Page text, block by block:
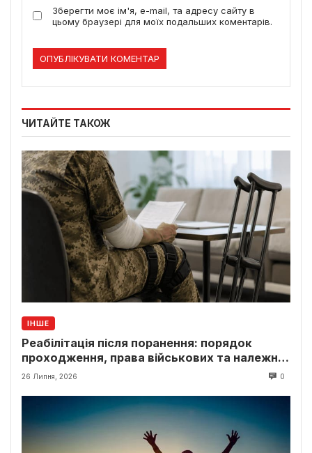
Зберегти моє ім'я, e-mail, та адресу сайту в
цьому браузері для моїх подальших коментарів.
ЧИТАЙТЕ ТАКОЖ
ІНШЕ
Реабілітація після поранення: порядок
проходження, права військових та належні
виплати
26 Липня, 2026 0